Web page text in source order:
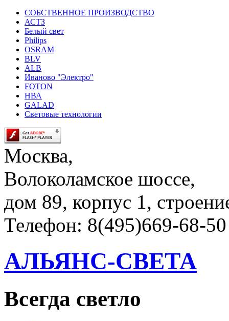
СОБСТВЕННОЕ ПРОИЗВОДСТВО
АСТЗ
Белый свет
Philips
OSRAM
BLV
ALB
Иваново "Электро"
FOTON
НВА
GALAD
Световые технологии
Москва,
Волоколамское шоссе,
дом 89, корпус 1,
Телефон: 8(495)669-68-50
АЛЬЯНС-СВЕТА
Всегда светло